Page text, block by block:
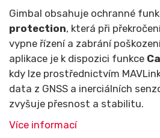
Gimbal obsahuje ochranné
protection, která při
vypne řízení a zabrání
aplikace je k dispozici funkce
kdy lze prostřednictvím
data z GNSS a inerciálních
zvyšuje přesnost a stabilitu.
Více informací